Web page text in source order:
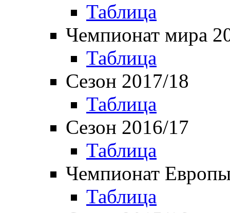
Таблица
Чемпионат мира
Таблица
Сезон 2017/18
Таблица
Сезон 2016/17
Таблица
Чемпионат
Таблица